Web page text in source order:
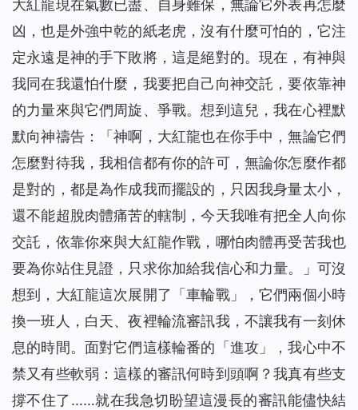
大紅龍現在氣數已盡、自身難保，無論它外表再怎麼
凶，也是外強中乾的紙老虎，沒有什麼可怕的，它注
定永遠是神的手下敗將，這是絕對的。現在，有神與
我同在我還怕什麼，我要把自己向神交託，要依靠神
的力量來與它們周旋、爭戰。想到這兒，我在心裡默
默向神禱告：「神啊，大紅龍也在你手中，無論它們
怎麼對待我，我相信都有你的許可，無論你怎麼作都
是對的，都是為作成我而擺設的，只因我身量太小，
還不能超脫肉體痛苦的轄制，今天我唯有把全人向你
交託，依靠你來與大紅龍作戰，哪怕肉體再受苦我也
要為你站住見證，只求你加給我信心和力量。」可沒
想到，大紅龍這次展開了「車輪戰」，它們兩個小時
換一班人，白天、夜裡輪流審訊我，不讓我有一刻休
息的時間。面對它們這樣輪番的「進攻」，我心中不
禁又有些軟弱：這樣的審訊何時到頭啊？我真有些支
撐不住了……就在我急切盼望這漫長的審訊能儘快結